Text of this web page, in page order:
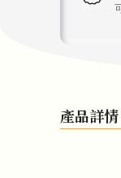
產品詳情